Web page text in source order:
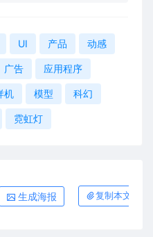
UI 产品 动感
广告 应用程序
机 模型 科幻
霓虹灯
生成海报 复制本文链接